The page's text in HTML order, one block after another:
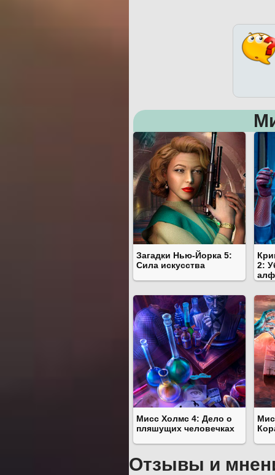
Загадки Нью-Йорка 5:
Сила искусства
2:
Мисс Холмс 4: Дело о
пляшущих человечках
Отзывы и